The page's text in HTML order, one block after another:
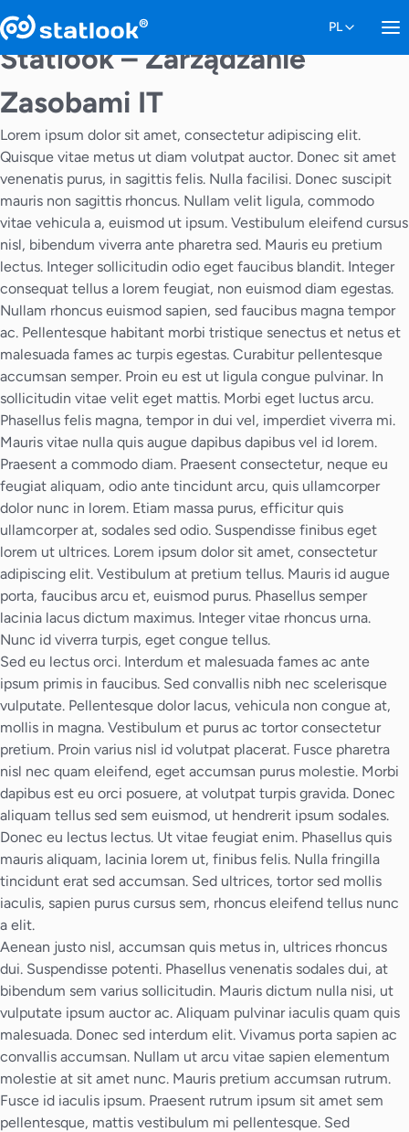
Statlook – Zarządzanie
Zasobami IT
Lorem ipsum dolor sit amet, consectetur adipiscing elit.
Quisque vitae metus ut diam volutpat auctor. Donec sit amet
venenatis purus, in sagittis felis. Nulla facilisi. Donec suscipit
mauris non sagittis rhoncus. Nullam velit ligula, commodo
vitae vehicula a, euismod ut ipsum. Vestibulum eleifend cursus
nisl, bibendum viverra ante pharetra sed. Mauris eu pretium
lectus. Integer sollicitudin odio eget faucibus blandit. Integer
consequat tellus a lorem feugiat, non euismod diam egestas.
Nullam rhoncus euismod sapien, sed faucibus magna tempor
ac. Pellentesque habitant morbi tristique senectus et netus et
malesuada fames ac turpis egestas. Curabitur pellentesque
accumsan semper. Proin eu est ut ligula congue pulvinar. In
sollicitudin vitae velit eget mattis. Morbi eget luctus arcu.
Phasellus felis magna, tempor in dui vel, imperdiet viverra mi.
Mauris vitae nulla quis augue dapibus dapibus vel id lorem.
Praesent a commodo diam. Praesent consectetur, neque eu
feugiat aliquam, odio ante tincidunt arcu, quis ullamcorper
dolor nunc in lorem. Etiam massa purus, efficitur quis
ullamcorper at, sodales sed odio. Suspendisse finibus eget
lorem ut ultrices. Lorem ipsum dolor sit amet, consectetur
adipiscing elit. Vestibulum at pretium tellus. Mauris id augue
porta, faucibus arcu et, euismod purus. Phasellus semper
lacinia lacus dictum maximus. Integer vitae rhoncus urna.
Nunc id viverra turpis, eget congue tellus.
Sed eu lectus orci. Interdum et malesuada fames ac ante
ipsum primis in faucibus. Sed convallis nibh nec scelerisque
vulputate. Pellentesque dolor lacus, vehicula non congue at,
mollis in magna. Vestibulum et purus ac tortor consectetur
pretium. Proin varius nisl id volutpat placerat. Fusce pharetra
nisl nec quam eleifend, eget accumsan purus molestie. Morbi
dapibus est eu orci posuere, at volutpat turpis gravida. Donec
aliquam tellus sed sem euismod, ut hendrerit ipsum sodales.
Donec eu lectus lectus. Ut vitae feugiat enim. Phasellus quis
mauris aliquam, lacinia lorem ut, finibus felis. Nulla fringilla
tincidunt erat sed accumsan. Sed ultrices, tortor sed mollis
iaculis, sapien purus cursus sem, rhoncus eleifend tellus nunc
a elit.
Aenean justo nisl, accumsan quis metus in, ultrices rhoncus
dui. Suspendisse potenti. Phasellus venenatis sodales dui, at
bibendum sem varius sollicitudin. Mauris dictum nulla nisi, ut
vulputate ipsum auctor ac. Aliquam pulvinar iaculis quam quis
malesuada. Donec sed interdum elit. Vivamus porta sapien ac
convallis accumsan. Nullam ut arcu vitae sapien elementum
molestie at sit amet nunc. Mauris pretium accumsan rutrum.
Fusce id iaculis ipsum. Praesent rutrum ipsum sit amet sem
pellentesque, mattis vestibulum mi pellentesque. Sed